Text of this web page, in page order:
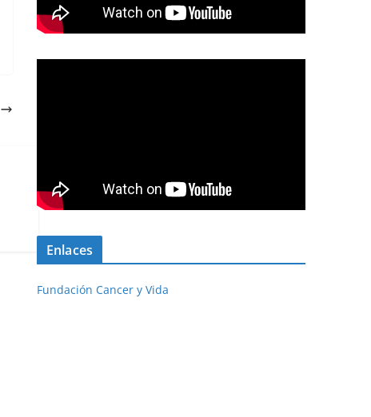
Enlaces
Fundación Cancer y Vida